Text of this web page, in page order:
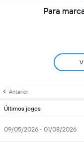
Para
V
Anterior
Últimos jogos
09/05/2026 - 01/08/2026